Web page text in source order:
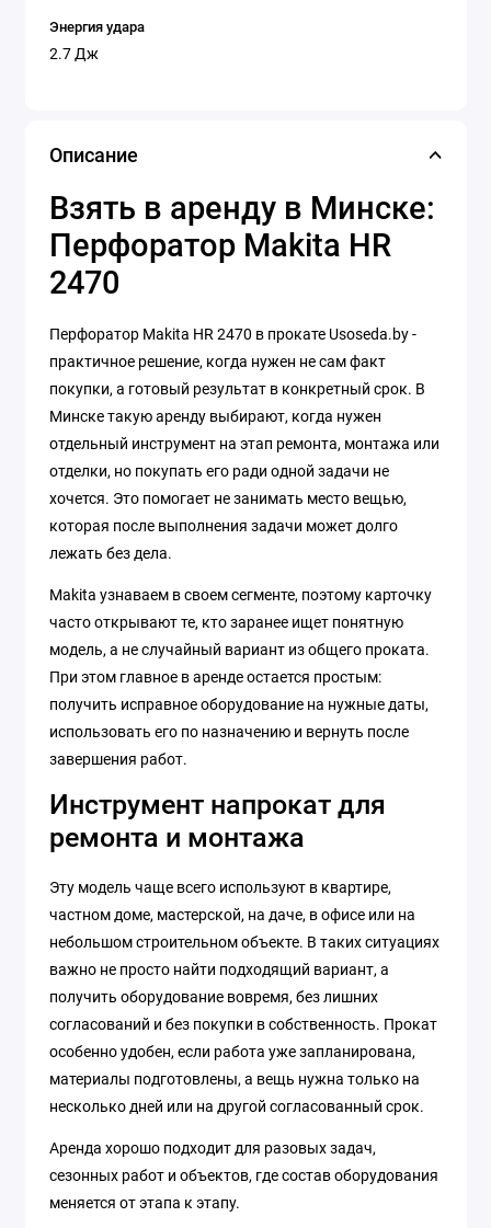
Энергия удара
2.7 Дж
Описание
Взять в аренду в Минске:
Перфоратор Makita HR
2470
Перфоратор Makita HR 2470 в прокате Usoseda.by -
практичное решение, когда нужен не сам факт
покупки, а готовый результат в конкретный срок. В
Минске такую аренду выбирают, когда нужен
отдельный инструмент на этап ремонта, монтажа или
отделки, но покупать его ради одной задачи не
хочется. Это помогает не занимать место вещью,
которая после выполнения задачи может долго
лежать без дела.
Makita узнаваем в своем сегменте, поэтому карточку
часто открывают те, кто заранее ищет понятную
модель, а не случайный вариант из общего проката.
При этом главное в аренде остается простым:
получить исправное оборудование на нужные даты,
использовать его по назначению и вернуть после
завершения работ.
Инструмент напрокат для
ремонта и монтажа
Эту модель чаще всего используют в квартире,
частном доме, мастерской, на даче, в офисе или на
небольшом строительном объекте. В таких ситуациях
важно не просто найти подходящий вариант, а
получить оборудование вовремя, без лишних
согласований и без покупки в собственность. Прокат
особенно удобен, если работа уже запланирована,
материалы подготовлены, а вещь нужна только на
несколько дней или на другой согласованный срок.
Аренда хорошо подходит для разовых задач,
сезонных работ и объектов, где состав оборудования
меняется от этапа к этапу.